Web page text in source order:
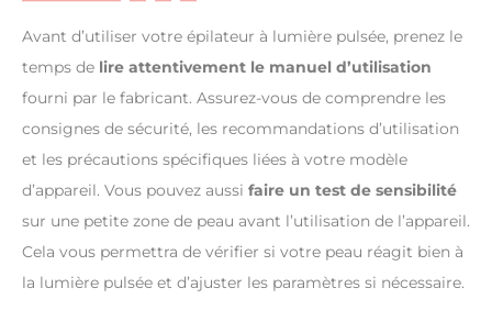
Avant d’utiliser votre épilateur à lumière pulsée, prenez le
temps de lire attentivement le manuel d’utilisation
fourni par le fabricant. Assurez-vous de comprendre les
consignes de sécurité, les recommandations d’utilisation
et les précautions spécifiques liées à votre modèle
d’appareil. Vous pouvez aussi faire un test de sensibilité
sur une petite zone de peau avant l’utilisation de l’appareil.
Cela vous permettra de vérifier si votre peau réagit bien à
la lumière pulsée et d’ajuster les paramètres si nécessaire.